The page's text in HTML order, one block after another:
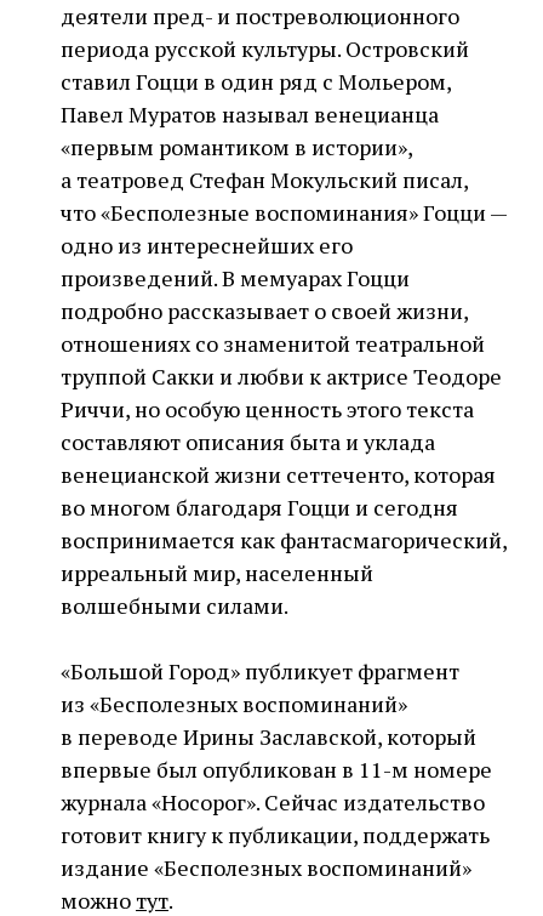
деятели пред- и постреволюционного
периода русской культуры. Островский
ставил Гоцци в один ряд с Мольером,
Павел Муратов называл венецианца
«первым романтиком в истории»,
а театровед Стефан Мокульский писал,
что «Бесполезные воспоминания» Гоцци —
одно из интереснейших его
произведений. В мемуарах Гоцци
подробно рассказывает о своей жизни,
отношениях со знаменитой театральной
труппой Сакки и любви к актрисе Теодоре
Риччи, но особую ценность этого текста
составляют описания быта и уклада
венецианской жизни сеттеченто, которая
во многом благодаря Гоцци и сегодня
воспринимается как фантасмагорический,
ирреальный мир, населенный
волшебными силами.
«Большой Город» публикует фрагмент
из «Бесполезных воспоминаний»
в переводе Ирины Заславской, который
впервые был опубликован в 11-м номере
журнала «Носорог». Сейчас издательство
готовит книгу к публикации, поддержать
издание «Бесполезных воспоминаний»
можнотут.